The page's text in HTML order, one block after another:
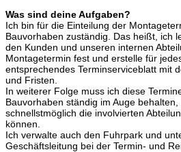
Was sind deine Aufgaben?
Ich bin für die Einteilung der
Bauvorhaben zuständig. Das heißt, ich
den Kunden und unseren internen
Montagetermin fest und erstelle für
entsprechendes Terminserviceblatt mit
und Fristen.
In weiterer Folge muss ich diese
Bauvorhaben ständig im Auge
schnellstmöglich die involvierten
können.
Ich verwalte auch den Fuhrpark und
Geschäftsleitung bei der Termin- und